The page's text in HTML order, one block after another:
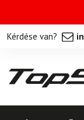
Kérdése van?